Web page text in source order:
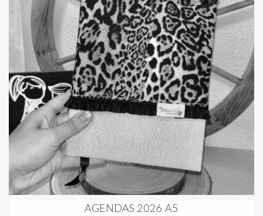
AGENDAS 2026 A5